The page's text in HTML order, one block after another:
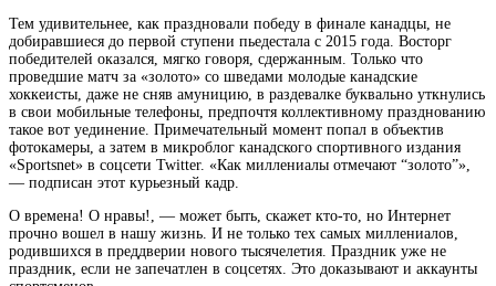
Тем удивительнее, как праздновали победу в финале канадцы, не
добиравшиеся до первой ступени пьедестала с 2015 года. Восторг
победителей оказался, мягко говоря, сдержанным. Только что
проведшие матч за «золото» со шведами молодые канадские
хоккеисты, даже не сняв амуницию, в раздевалке буквально уткнулись
в свои мобильные телефоны, предпочтя коллективному празднованию
такое вот уединение. Примечательный момент попал в объектив
фотокамеры, а затем в микроблог канадского спортивного издания
«Sportsnet» в соцсети Twitter. «Как миллениалы отмечают “золото”»,
— подписан этот курьезный кадр.
О времена! О нравы!, — может быть, скажет кто-то, но Интернет
прочно вошел в нашу жизнь. И не только тех самых миллениалов,
родившихся в преддверии нового тысячелетия. Праздник уже не
праздник, если не запечатлен в соцсетях. Это доказывают и аккаунты